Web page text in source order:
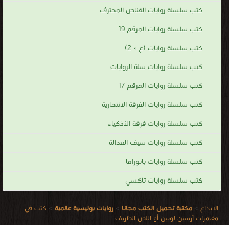
كتب سلسلة روايات القناص المحترف
كتب سلسلة روايات المرقم 19
كتب سلسلة روايات (ع × 2)
كتب سلسلة روايات سلة الروايات
كتب سلسلة روايات المرقم 17
كتب سلسلة روايات الفرقة الانتحارية
كتب سلسلة روايات فرقة الأذكياء
كتب سلسلة روايات سيف العدالة
كتب سلسلة روايات بانوراما
كتب سلسلة روايات تاكسي
الابداع > مكتبة تحميل الكتب مجانا > روايات بوليسية عالمية > كتب في
مغامرات آرسين لوبين أو اللص الظريف